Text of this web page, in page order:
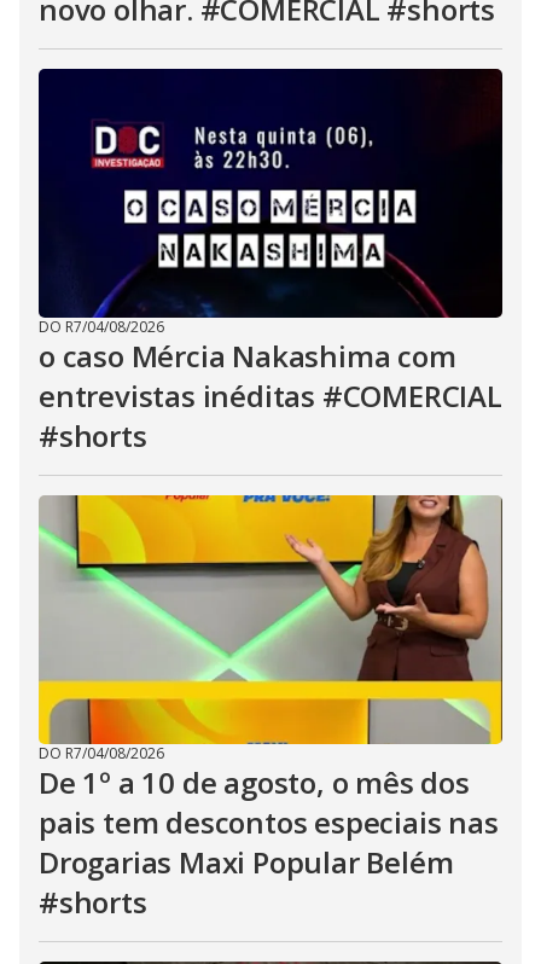
novo olhar. #COMERCIAL #shorts
DO R7/04/08/2026
o caso Mércia Nakashima com
entrevistas inéditas #COMERCIAL
#shorts
DO R7/04/08/2026
De 1º a 10 de agosto, o mês dos
pais tem descontos especiais nas
Drogarias Maxi Popular Belém
#shorts